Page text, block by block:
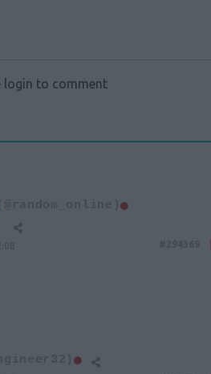
login to comment
(@random_online)